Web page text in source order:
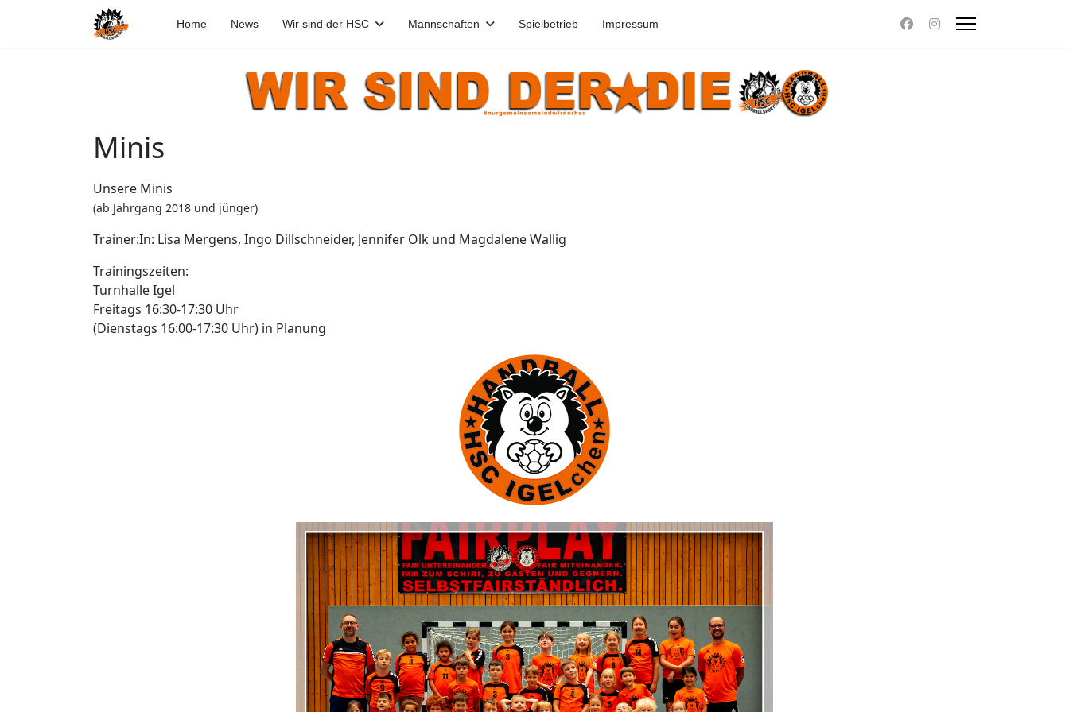
Home News Wir sind der HSC Mannschaften Spielbetrieb Impressum
Minis
Unsere Minis
(ab Jahrgang 2018 und jünger)
Trainer:In: Lisa Mergens, Ingo Dillschneider, Jennifer Olk und Magdalene Wallig
Trainingszeiten:
Turnhalle Igel
Freitags 16:30-17:30 Uhr
(Dienstags 16:00-17:30 Uhr) in Planung